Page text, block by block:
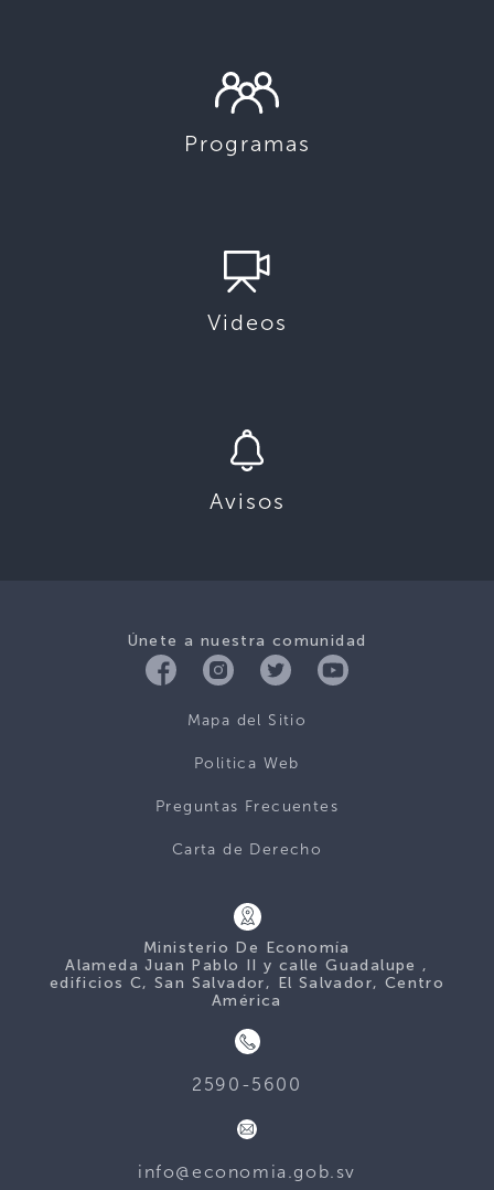
Programas
Videos
Avisos
Únete a nuestra comunidad
Mapa del Sitio
Politica Web
Preguntas Frecuentes
Carta de Derecho
Ministerio De Economía
Alameda Juan Pablo II y calle Guadalupe ,
edificios C, San Salvador, El Salvador, Centro
América
2590-5600
info@economia.gob.sv